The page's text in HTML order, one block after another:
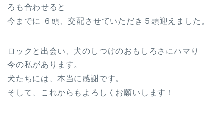
ろも合わせると
今までに ６頭、交配させていただき５頭迎えました。
ロックと出会い、犬のしつけのおもしろさにハマり
今の私があります。
犬たちには、本当に感謝です。
そして、これからもよろしくお願いします！